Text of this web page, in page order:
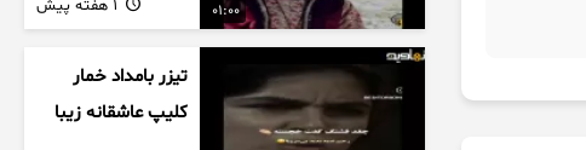
01:00
تیزر بامداد خمار
کلیپ عاشقانه زیبا